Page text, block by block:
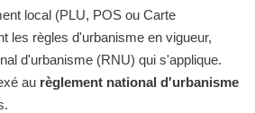
local (PLU, POS ou Carte
les règles d'urbanisme en vigueur,
d'urbanisme (RNU) qui s'applique.
au règlement national d'urbanisme